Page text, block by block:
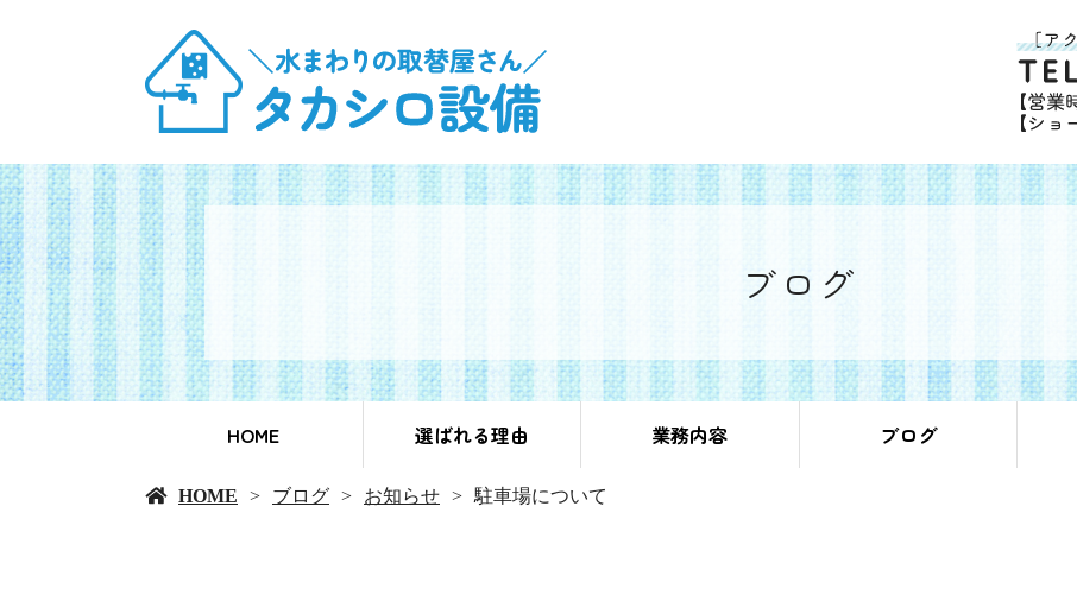
ブログ
HOME 選ばれる理由 業務内容 ブログ
HOME ブログ お知らせ 駐車場について